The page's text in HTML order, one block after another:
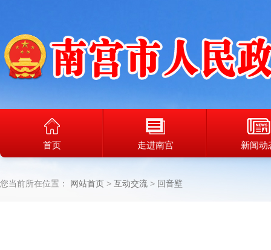
首页 走进南宫 新闻动
您当前所在位置： 网站首页 互动交流 回音壁